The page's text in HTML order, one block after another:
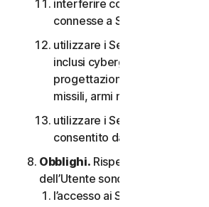
interferire con o interrompere
connesse a Software o Servizi;
utilizzare i Servizi per
inclusi cyberguerra, sviluppo
progettazione, fabbricazione
missili, armi nucleari,
utilizzare i Servizi in qualsiasi
consentito dal CLS.
Obblighi. Rispetto all’uso del
dell’Utente sono i seguenti:
l’accesso ai Servizi per i